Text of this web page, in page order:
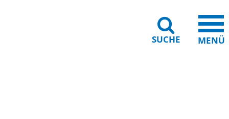
SUCHE MENÜ